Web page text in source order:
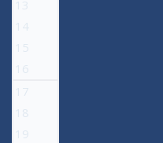
13
14
15
16
17
18
19